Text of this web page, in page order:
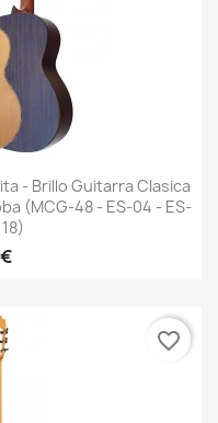
- Brillo Guitarra Clasica
(MCG-48 - ES-04 - ES-
favorite_border